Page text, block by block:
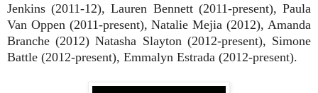
Jenkins (2011-12), Lauren Bennett (2011-present), Paula
Van Oppen (2011-present), Natalie Mejia (2012), Amanda
Branche (2012) Natasha Slayton (2012-present), Simone
Battle (2012-present), Emmalyn Estrada (2012-present).